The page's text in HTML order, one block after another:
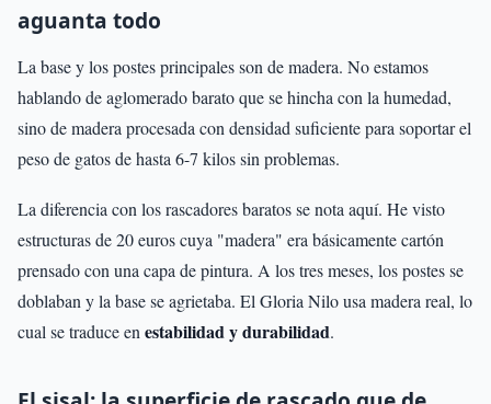
aguanta todo
La base y los postes principales son de madera. No estamos
hablando de aglomerado barato que se hincha con la humedad,
sino de madera procesada con densidad suficiente para soportar el
peso de gatos de hasta 6-7 kilos sin problemas.
La diferencia con los rascadores baratos se nota aquí. He visto
estructuras de 20 euros cuya "madera" era básicamente cartón
prensado con una capa de pintura. A los tres meses, los postes se
doblaban y la base se agrietaba. El Gloria Nilo usa madera real, lo
cual se traduce en estabilidad y durabilidad.